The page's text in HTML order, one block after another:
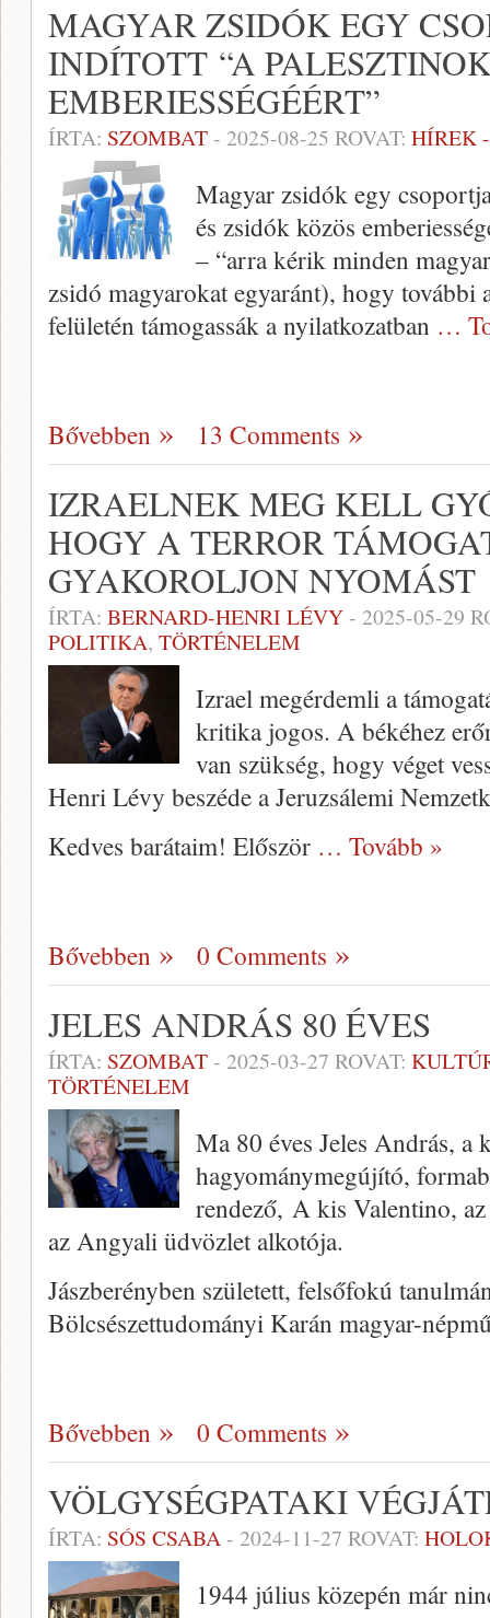
MAGYAR ZSIDÓK EGY
INDÍTOTT “A
EMBERIESSÉGÉÉRT”
ÍRTA: SZOMBAT- 2025-08-25 ROVAT: HÍREK
Magyar zsidók egy
és zsidók közös
– “arra kérik minden
zsidó magyarokat egyaránt), hogy további
felületén támogassák a nyilatkozatban …
Bővebben 13 Comments
IZRAELNEK MEG KELL
HOGY A TERROR
GYAKOROLJON NYOMÁST
ÍRTA: BERNARD-HENRI LÉVY- 2025-05-29
POLITIKA, TÖRTÉNELEM
Izrael megérdemli a
kritika jogos. A békéhez
van szükség, hogy véget
Henri Lévy beszéde a Jeruzsálemi
Kedves barátaim! Először … Tovább »
Bővebben 0 Comments
JELES ANDRÁS 80 ÉVES
ÍRTA: SZOMBAT- 2025-03-27 ROVAT:
TÖRTÉNELEM
Ma 80 éves Jeles András, a
hagyománymegújító,
rendező, A kis Valentino,
az Angyali üdvözlet alkotója.
Jászberényben született, felsőfokú
Bölcsészettudományi Karán magyar-
Bővebben 0 Comments
VÖLGYSÉGPATAKI
ÍRTA: SÓS CSABA- 2024-11-27 ROVAT:
1944 július közepén már